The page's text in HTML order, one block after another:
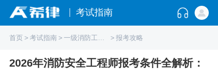
考试指南
首页>考试指南> > 报考攻略
2026年消防安全工程师报考条件全解析：